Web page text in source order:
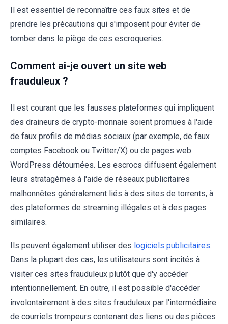
Il est essentiel de reconnaître ces faux sites et de
prendre les précautions qui s'imposent pour éviter de
tomber dans le piège de ces escroqueries.
Comment ai-je ouvert un site web
frauduleux ?
Il est courant que les fausses plateformes qui impliquent
des draineurs de crypto-monnaie soient promues à l'aide
de faux profils de médias sociaux (par exemple, de faux
comptes Facebook ou Twitter/X) ou de pages web
WordPress détournées. Les escrocs diffusent également
leurs stratagèmes à l'aide de réseaux publicitaires
malhonnêtes généralement liés à des sites de torrents, à
des plateformes de streaming illégales et à des pages
similaires.
Ils peuvent également utiliser des logiciels publicitaires.
Dans la plupart des cas, les utilisateurs sont incités à
visiter ces sites frauduleux plutôt que d'y accéder
intentionnellement. En outre, il est possible d'accéder
involontairement à des sites frauduleux par l'intermédiaire
de courriels trompeurs contenant des liens ou des pièces